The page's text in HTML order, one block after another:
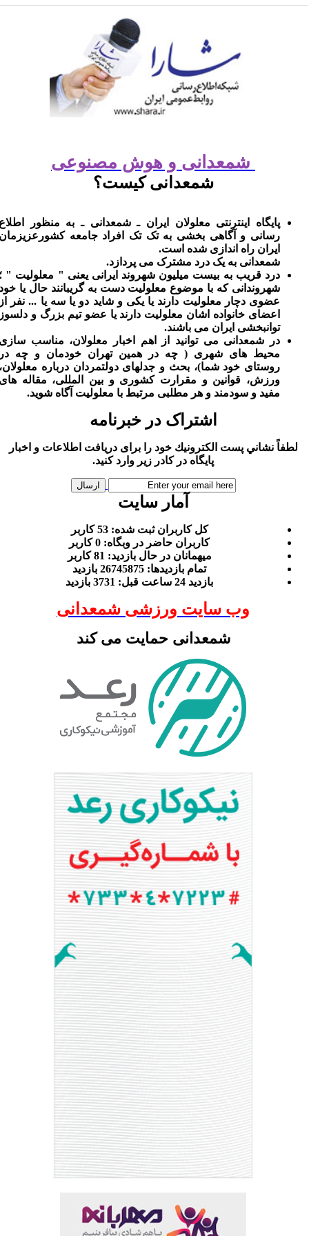
شمعدانی و هوش مصنوعی
شمعدانی کیست؟
پایگاه اینترنتی معلولان ایران ـ شمعدانی ـ به منظور اطلاع
رسانی و آگاهی بخشی به تک تک افراد جامعه کشورعزیزمان
ایران راه اندازی شده است.
شمعدانی به یک درد مشترک می پردازد.
درد قریب به بیست میلیون شهروند ایرانی یعنی " معلولیت " ؛
شهروندانی که با موضوع معلولیت دست به گریبانند حال یا خود
عضوی دچار معلولیت دارند یا یکی و شاید دو یا سه یا ... نفر از
اعضای خانواده اشان معلولیت دارند یا عضو تیم بزرگ و دلسوز
توانبخشی ایران می باشند.
در شمعدانی می توانید از اهم اخبار معلولان، مناسب سازی
محیط های شهری ( چه در همین تهران خودمان و چه در
روستای خود شما)، بحث و جدلهای دولتمردان درباره معلولان،
ورزش، قوانین و مقرارت کشوری و بین المللی، مقاله های
مفید و سودمند و هر مطلبی مرتبط با معلولیت آگاه شوید.
اشتراک در خبرنامه
لطفاً نشاني پست الكترونيك خود را برای دريافت اطلاعات و اخبار
پايگاه در كادر زير وارد كنيد.
آمار سایت
كل کاربران ثبت شده: 53 کاربر
کاربران حاضر در وبگاه: 0 کاربر
ميهمانان در حال بازديد: 81 کاربر
تمام بازديد‌ها: 26745875 بازدید
بازديد 24 ساعت قبل: 3731 بازدید
وب سایت ورزشی شمعدانی
شمعدانی حمایت می کند